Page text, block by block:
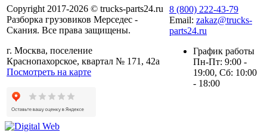
Copyright 2017-2026 © trucks-parts24.ru
Разборка грузовиков Мерседес -
Скания. Все права защищены.
г. Москва, поселение
Краснопахорское, квартал № 171, 42а
Посмотреть на карте
8 (800) 222-43-79
Email: zakaz@trucks-
parts24.ru
График работы
Пн-Пт: 9:00 -
19:00, Сб: 10:00
- 18:00